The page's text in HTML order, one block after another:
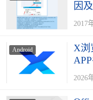
因
2017
Android
X浏
2026